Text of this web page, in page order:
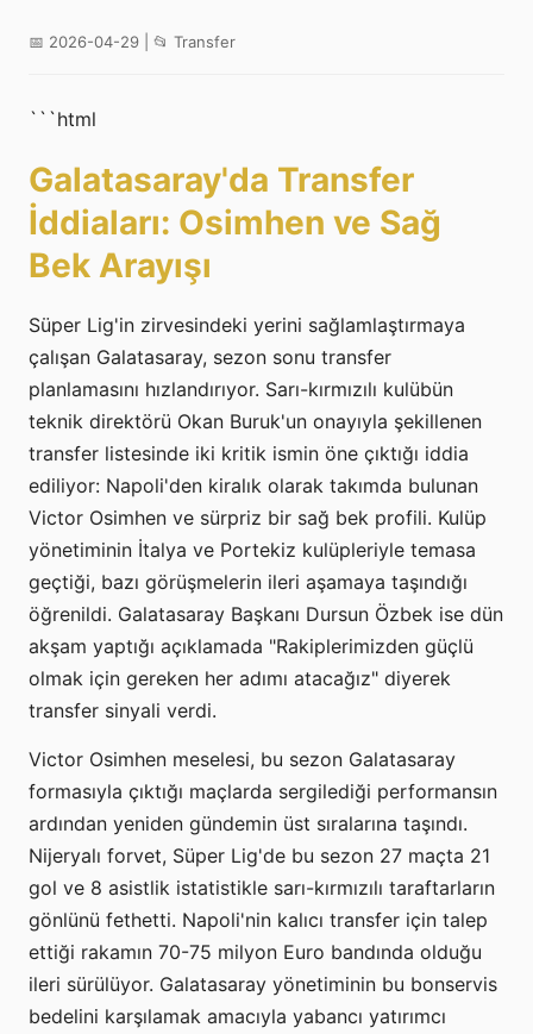
📅 2026-04-29 | 📂 Transfer
```html
Galatasaray'da Transfer
İddiaları: Osimhen ve Sağ
Bek Arayışı
Süper Lig'in zirvesindeki yerini sağlamlaştırmaya
çalışan Galatasaray, sezon sonu transfer
planlamasını hızlandırıyor. Sarı-kırmızılı kulübün
teknik direktörü Okan Buruk'un onayıyla şekillenen
transfer listesinde iki kritik ismin öne çıktığı iddia
ediliyor: Napoli'den kiralık olarak takımda bulunan
Victor Osimhen ve sürpriz bir sağ bek profili. Kulüp
yönetiminin İtalya ve Portekiz kulüpleriyle temasa
geçtiği, bazı görüşmelerin ileri aşamaya taşındığı
öğrenildi. Galatasaray Başkanı Dursun Özbek ise dün
akşam yaptığı açıklamada "Rakiplerimizden güçlü
olmak için gereken her adımı atacağız" diyerek
transfer sinyali verdi.
Victor Osimhen meselesi, bu sezon Galatasaray
formasıyla çıktığı maçlarda sergilediği performansın
ardından yeniden gündemin üst sıralarına taşındı.
Nijeryalı forvet, Süper Lig'de bu sezon 27 maçta 21
gol ve 8 asistlik istatistikle sarı-kırmızılı taraftarların
gönlünü fethetti. Napoli'nin kalıcı transfer için talep
ettiği rakamın 70-75 milyon Euro bandında olduğu
ileri sürülüyor. Galatasaray yönetiminin bu bonservis
bedelini karşılamak amacıyla yabancı yatırımcı